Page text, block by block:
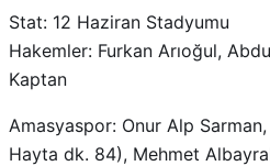
Stat: 12 Haziran Stadyumu
Hakemler: Furkan Arıoğul,
Kaptan
Amasyaspor: Onur Alp
Hayta dk. 84), Mehmet